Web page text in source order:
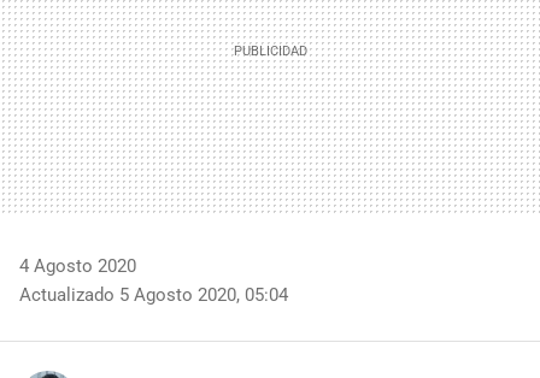
4 Agosto 2020
Actualizado 5 Agosto 2020, 05:04